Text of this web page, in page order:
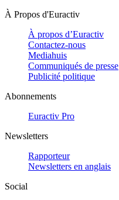
À Propos d'Euractiv
À propos d’Euractiv
Contactez-nous
Mediahuis
Communiqués de presse
Publicité politique
Abonnements
Euractiv Pro
Newsletters
Rapporteur
Newsletters en anglais
Social